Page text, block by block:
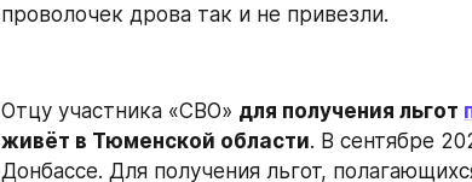
проволочек дрова так и не привезли.
Отцу участника «СВО» для получения льгот
живёт в Тюменской области. В сентябре
Донбассе. Для получения льгот,